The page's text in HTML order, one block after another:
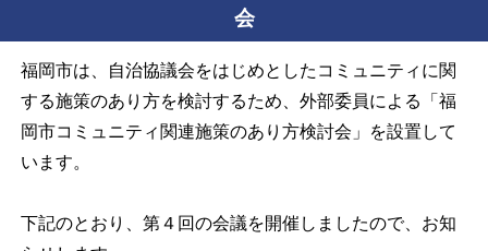
会
福岡市は、自治協議会をはじめとしたコミュニティに関
する施策のあり方を検討するため、外部委員による「福
岡市コミュニティ関連施策のあり方検討会」を設置して
います。
下記のとおり、第４回の会議を開催しましたので、お知